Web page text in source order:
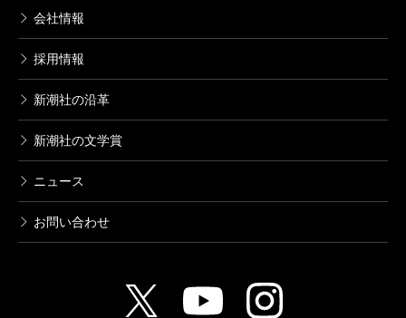
会社情報
採用情報
新潮社の沿革
新潮社の文学賞
ニュース
お問い合わせ